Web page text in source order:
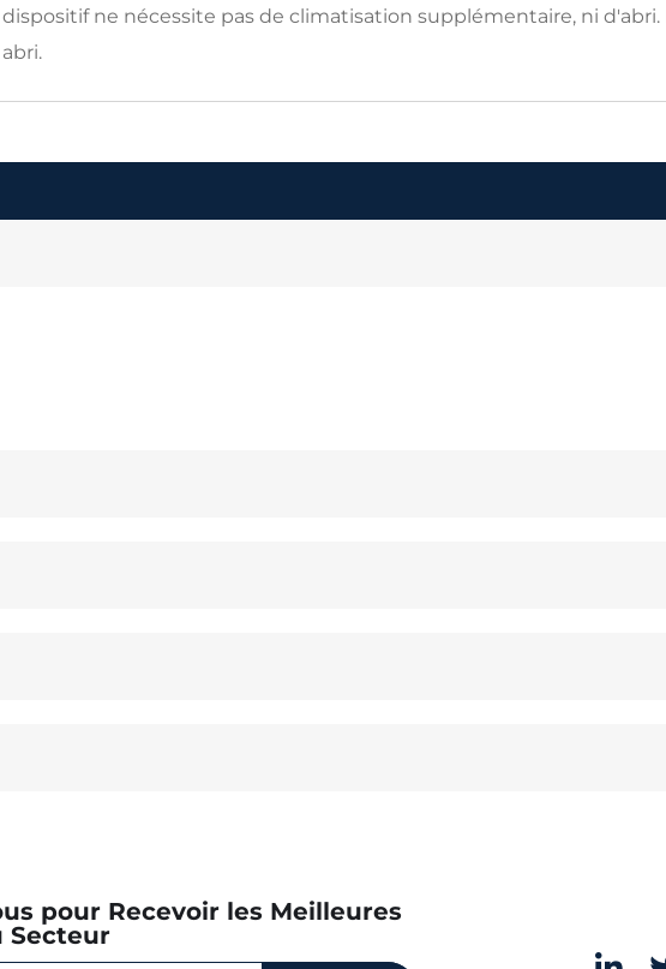
dispositif ne nécessite pas de climatisation supplémentaire, ni d'abri.
pour Recevoir les Meilleures
Secteur